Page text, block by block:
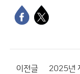
이전글